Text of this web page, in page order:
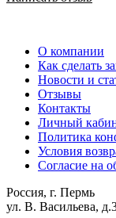
О компании
Как сделать
Новости и
Отзывы
Контакты
Личный
Политика
Условия
Согласие на
Россия, г. Пермь
ул. В. Васильева,